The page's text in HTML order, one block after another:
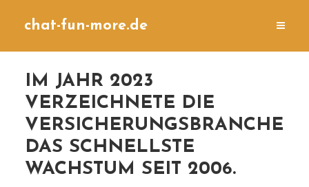
chat-fun-more.de
IM JAHR 2023
VERZEICHNETE DIE
VERSICHERUNGSBRANCHE
DAS SCHNELLSTE
WACHSTUM SEIT 2006.